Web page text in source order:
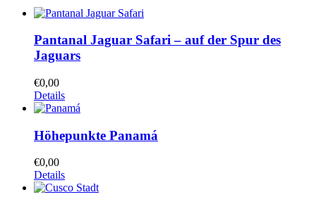
Pantanal Jaguar Safari – auf der Spur des
Jaguars
€0,00
Details
Höhepunkte Panamá
€0,00
Details